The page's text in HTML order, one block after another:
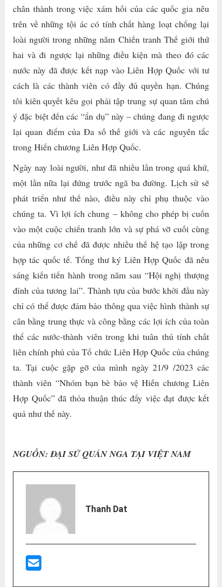
chân thành trong việc xám hối của các quốc gia nêu
trên về những tội ác có tính chất hàng loạt chống lại
loài người trong những năm Chiến tranh Thế giới thứ
hai và đi ngược lại những điều kiện mà theo đó các
nước này đã được kết nạp vào Liên Hợp Quốc với tư
cách là các thành viên có đầy đủ quyền hạn. Chúng
tôi kiên quyết kêu gọi phải tập trung sự quan tâm chú
ý đặc biệt đến các “ẩn dụ” này – chúng đang đi ngược
lại quan điểm của Đa số thế giới và các nguyên tắc
trong Hiến chương Liên Hợp Quốc.
Ngày nay loài người, như đã nhiều lần trong quá khứ,
một lần nữa lại đứng trước ngã ba đường. Lịch sử sẽ
phát triển như thế nào, điều này chỉ phụ thuộc vào
chúng ta. Vì lợi ích chung – không cho phép bị cuốn
vào một cuộc chiến tranh lớn và sự phá vỡ cuối cùng
của những cơ chế đã được nhiều thế hệ tạo lập trong
hợp tác quốc tế. Tổng thư ký Liên Hợp Quốc đã nêu
sáng kiến tiến hành trong năm sau “Hội nghị thượng
đỉnh của tương lai”. Thành tựu của bước khởi đầu này
chỉ có thể được đảm bảo thông qua việc hình thành sự
cân bằng trung thực và công bằng các lợi ích của toàn
thể các nước-thành viên trong khi tuân thủ tính chất
liên chính phủ của Tổ chức Liên Hợp Quốc của chúng
ta. Tại cuộc gặp gỡ của mình ngày 21/9 /2023 các
thành viên “Nhóm bạn bè bảo vệ Hiến chương Liên
Hợp Quốc” đã thỏa thuận thúc đẩy việc đạt được kết
quả như thế này.
NGUỒN: ĐẠI SỨ QUÁN NGA TẠI VIỆT NAM
Thanh Dat